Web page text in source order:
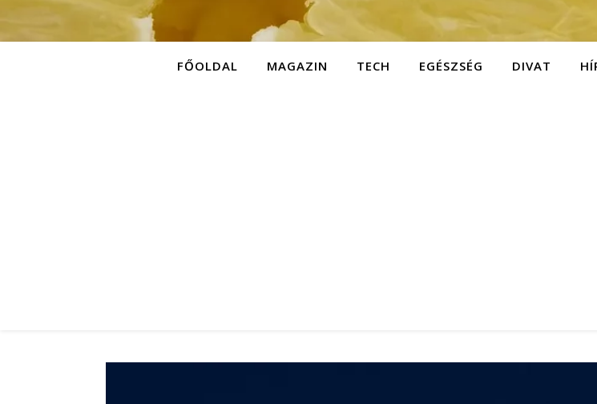
FŐOLDAL MAGAZIN TECH EGÉSZSÉG DIVAT